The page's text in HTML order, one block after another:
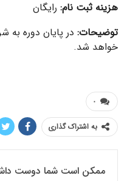
هزینه ثبت نام: رایگان
توضیحات: در پایان دوره به
خواهد شد.
۰
به اشتراک گذاری
ممکن است شما دوست